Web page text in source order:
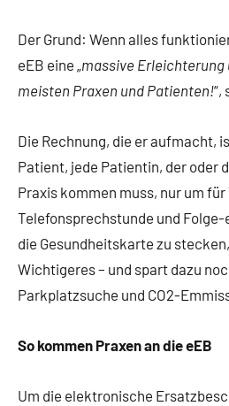
Der Grund: Wenn alles
eEB eine „massive Erleichterung
meisten Praxen und Patienten!“,
Die Rechnung, die er aufmacht,
Patient, jede Patientin, der oder
Praxis kommen muss, nur um
Telefonsprechstunde und Folge-
die Gesundheitskarte zu
Wichtigeres – und spart dazu
Parkplatzsuche und CO2-
So kommen Praxen an die eEB
Um die elektronische